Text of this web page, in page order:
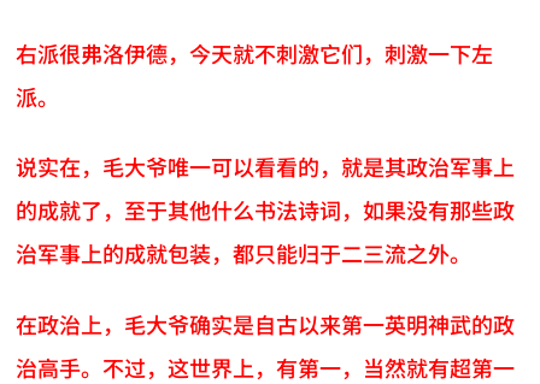
右派很弗洛伊德，今天就不刺激它们，刺激一下左
派。
说实在，毛大爷唯一可以看看的，就是其政治军事上
的成就了，至于其他什么书法诗词，如果没有那些政
治军事上的成就包装，都只能归于二三流之外。
在政治上，毛大爷确实是自古以来第一英明神武的政
治高手。不过，这世界上，有第一，当然就有超第一